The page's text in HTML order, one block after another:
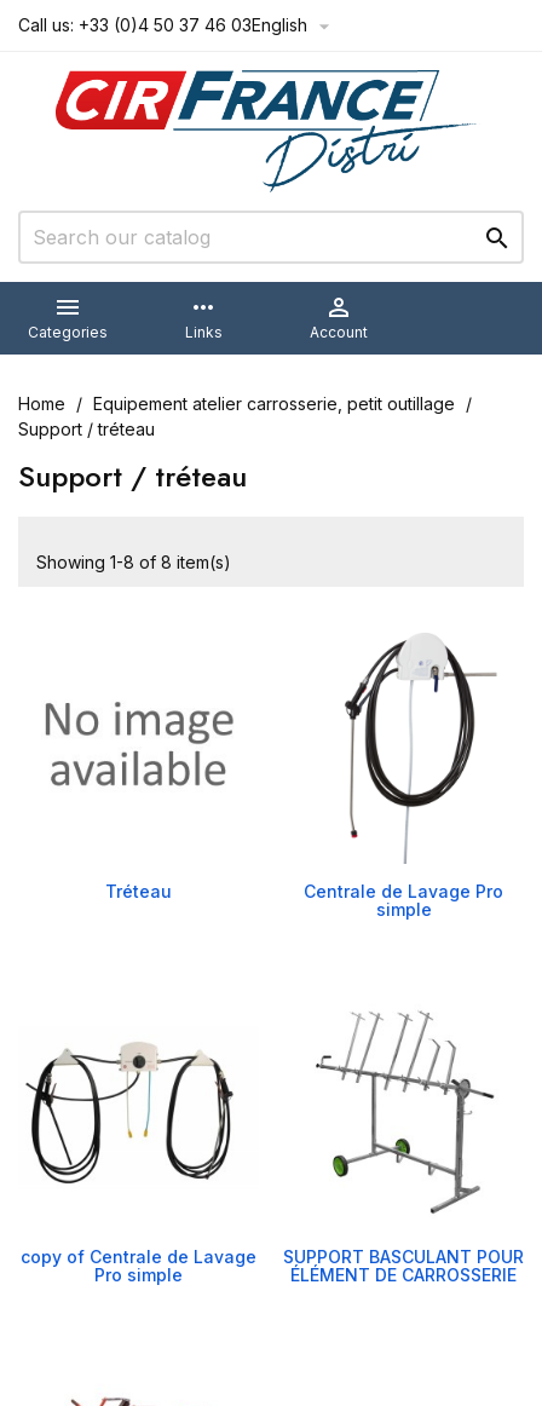
Call us: +33 (0)4 50 37 46 03English 


Categories
more_horiz
Links

Account
Home
Equipement atelier carrosserie, petit outillage
Support / tréteau
Support / tréteau
Showing 1-8 of 8 item(s)
Tréteau
Centrale de Lavage Pro
simple
copy of Centrale de Lavage
Pro simple
SUPPORT BASCULANT POUR
ÉLÉMENT DE CARROSSERIE